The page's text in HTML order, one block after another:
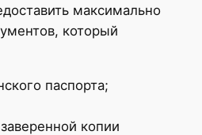
максимально
который
паспорта;
копии